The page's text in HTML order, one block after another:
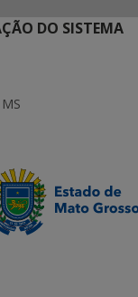
DO SISTEMA